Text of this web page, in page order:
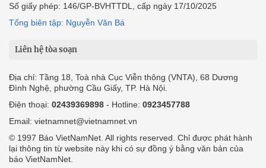
Số giấy phép: 146/GP-BVHTTDL, cấp ngày 17/10/2025
Tổng biên tập: Nguyễn Văn Bá
Liên hệ tòa soạn
Địa chỉ: Tầng 18, Toà nhà Cục Viễn thông (VNTA), 68 Dương
Đình Nghệ, phường Cầu Giấy, TP. Hà Nội.
Điện thoại: 02439369898 - Hotline: 0923457788
Email: vietnamnet@vietnamnet.vn
© 1997 Báo VietNamNet. All rights reserved. Chỉ được phát hành
lại thông tin từ website này khi có sự đồng ý bằng văn bản của
báo VietNamNet.